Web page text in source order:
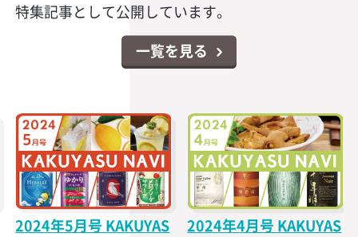
特集記事として公開しています。
一覧を見る
2024年5月号 KAKUYAS
2024年4月号 KAKUYAS